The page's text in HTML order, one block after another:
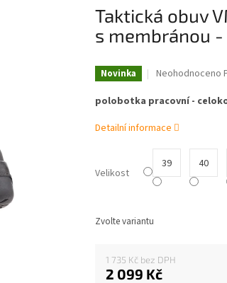
Novinka
Průměrné
produktu
0,0
5
hvězdiček.
Neohodnoceno
Taktická obuv
s membránou
Velikost
39 40
polobotka pracovní -
Detailní informace
Zvolte variantu
1 735 Kč
2 099 Kč